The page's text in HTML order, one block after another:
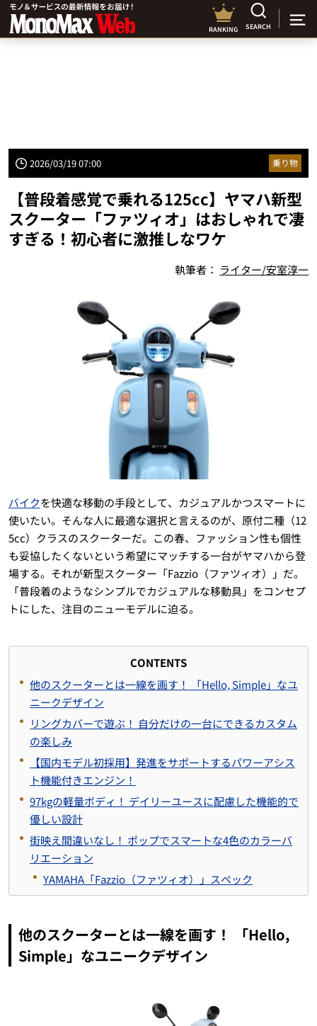
RANKING SEARCH
2026/03/19 07:00 乗り物
【普段着感覚で乗れる125cc】ヤマハ新型
スクーター「ファツィオ」はおしゃれで凄
すぎる！初心者に激推しなワケ
執筆者： ライター/安室淳一
バイクを快適な移動の手段として、カジュアルかつスマートに
使いたい。そんな人に最適な選択と言えるのが、原付二種（12
5cc）クラスのスクーターだ。この春、ファッション性も個性
も妥協したくないという希望にマッチする一台がヤマハから登
場する。それが新型スクーター「Fazzio（ファツィオ）」だ。
「普段着のようなシンプルでカジュアルな移動具」をコンセプ
トにした、注目のニューモデルに迫る。
CONTENTS
他のスクーターとは一線を画す！ 「Hello, Simple」なユ
ニークデザイン
リングカバーで遊ぶ！ 自分だけの一台にできるカスタム
の楽しみ
【国内モデル初採用】発進をサポートするパワーアシス
ト機能付きエンジン！
97kgの軽量ボディ！ デイリーユースに配慮した機能的で
優しい設計
街映え間違いなし！ ポップでスマートな4色のカラーバ
リエーション
YAMAHA「Fazzio（ファツィオ）」スペック
他のスクーターとは一線を画す！ 「Hello,
Simple」なユニークデザイン